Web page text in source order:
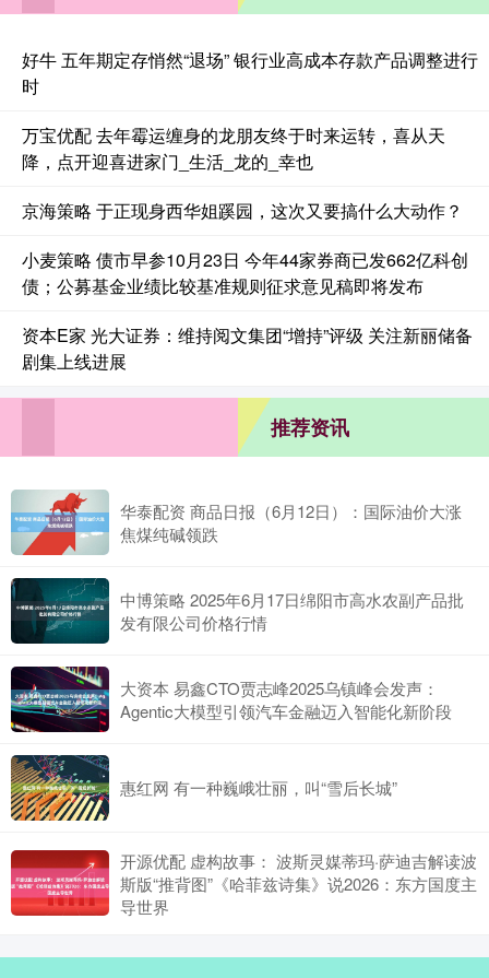
好牛 五年期定存悄然“退场” 银行业高成本存款产品调整进行
时
万宝优配 去年霉运缠身的龙朋友终于时来运转，喜从天
降，点开迎喜进家门_生活_龙的_幸也
京海策略 于正现身西华姐蹊园，这次又要搞什么大动作？
小麦策略 债市早参10月23日 今年44家券商已发662亿科创
债；公募基金业绩比较基准规则征求意见稿即将发布
资本E家 光大证券：维持阅文集团“增持”评级 关注新丽储备
剧集上线进展
推荐资讯
华泰配资 商品日报（6月12日）：国际油价大涨
焦煤纯碱领跌
中博策略 2025年6月17日绵阳市高水农副产品批
发有限公司价格行情
大资本 易鑫CTO贾志峰2025乌镇峰会发声：
Agentic大模型引领汽车金融迈入智能化新阶段
惠红网 有一种巍峨壮丽，叫“雪后长城”
开源优配 虚构故事： 波斯灵媒蒂玛·萨迪吉解读波
斯版“推背图”《哈菲兹诗集》说2026：东方国度主
导世界